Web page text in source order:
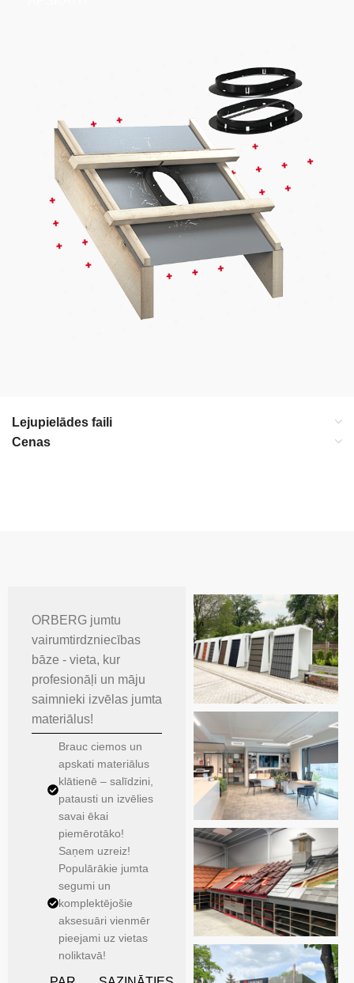
Lejupielādes faili
Cenas
ORBERG jumtu
vairumtirdzniecības
bāze - vieta, kur
profesionāļi un māju
saimnieki izvēlas jumta
materiālus!
Brauc ciemos un
apskati materiālus
klātienē – salīdzini,
patausti un izvēlies
savai ēkai
piemērotāko!
Saņem uzreiz!
Populārākie jumta
segumi un
komplektējošie
aksesuāri vienmēr
pieejami uz vietas
noliktavā!